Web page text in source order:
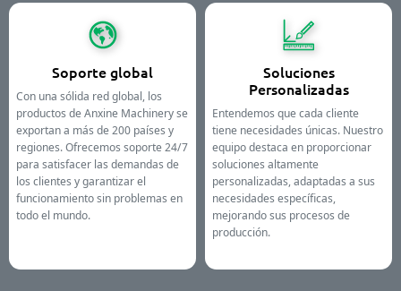
Soporte global
Con una sólida red global, los
productos de Anxine Machinery se
exportan a más de 200 países y
regiones. Ofrecemos soporte 24/7
para satisfacer las demandas de
los clientes y garantizar el
funcionamiento sin problemas en
todo el mundo.
Soluciones
Personalizadas
Entendemos que cada cliente
tiene necesidades únicas. Nuestro
equipo destaca en proporcionar
soluciones altamente
personalizadas, adaptadas a sus
necesidades específicas,
mejorando sus procesos de
producción.